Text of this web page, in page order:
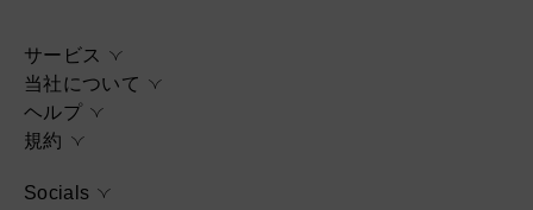
サービス
当社について
ヘルプ
規約
Socials